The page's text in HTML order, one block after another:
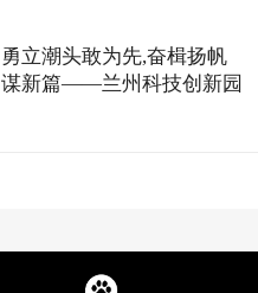
勇立潮头敢为先,奋楫扬帆
谋新篇——兰州科技创新园